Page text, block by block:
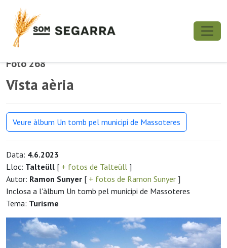
Foto 268
Vista aèria
Veure àlbum Un tomb pel municipi de Massoteres
Data: 4.6.2023
Lloc: Talteüll [ + fotos de Talteüll ]
Autor: Ramon Sunyer [ + fotos de Ramon Sunyer ]
Inclosa a l'àlbum Un tomb pel municipi de Massoteres
Tema: Turisme